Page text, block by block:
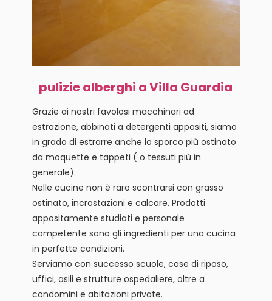
pulizie alberghi a Villa Guardia
Grazie ai nostri favolosi macchinari ad
estrazione, abbinati a detergenti appositi, siamo
in grado di estrarre anche lo sporco più ostinato
da moquette e tappeti ( o tessuti più in
generale).
Nelle cucine non è raro scontrarsi con grasso
ostinato, incrostazioni e calcare. Prodotti
appositamente studiati e personale
competente sono gli ingredienti per una cucina
in perfette condizioni.
Serviamo con successo scuole, case di riposo,
uffici, asili e strutture ospedaliere, oltre a
condomini e abitazioni private.